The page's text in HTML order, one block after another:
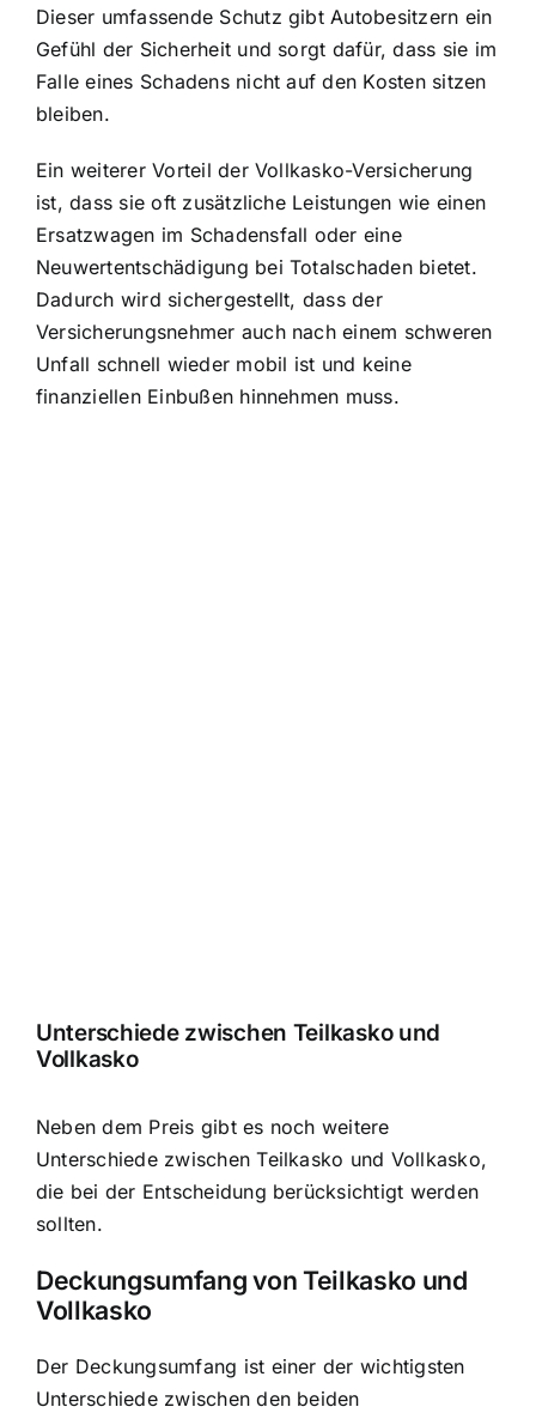
Dieser umfassende Schutz gibt Autobesitzern ein
Gefühl der Sicherheit und sorgt dafür, dass sie im
Falle eines Schadens nicht auf den Kosten sitzen
bleiben.
Ein weiterer Vorteil der Vollkasko-Versicherung
ist, dass sie oft zusätzliche Leistungen wie einen
Ersatzwagen im Schadensfall oder eine
Neuwertentschädigung bei Totalschaden bietet.
Dadurch wird sichergestellt, dass der
Versicherungsnehmer auch nach einem schweren
Unfall schnell wieder mobil ist und keine
finanziellen Einbußen hinnehmen muss.
Unterschiede zwischen Teilkasko und
Vollkasko
Neben dem Preis gibt es noch weitere
Unterschiede zwischen Teilkasko und Vollkasko,
die bei der Entscheidung berücksichtigt werden
sollten.
Deckungsumfang von Teilkasko und
Vollkasko
Der Deckungsumfang ist einer der wichtigsten
Unterschiede zwischen den beiden